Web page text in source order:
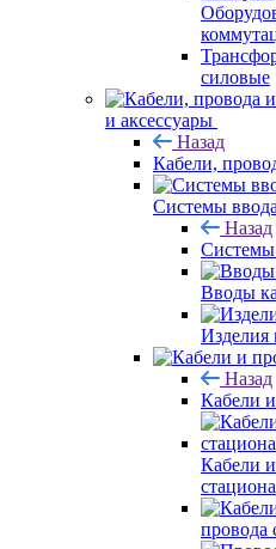
силовые
и аксессуары
Назад
Кабели,
Системы
Назад
Системы
Вводы
Изделия
Назад
Кабели
Кабели
провода